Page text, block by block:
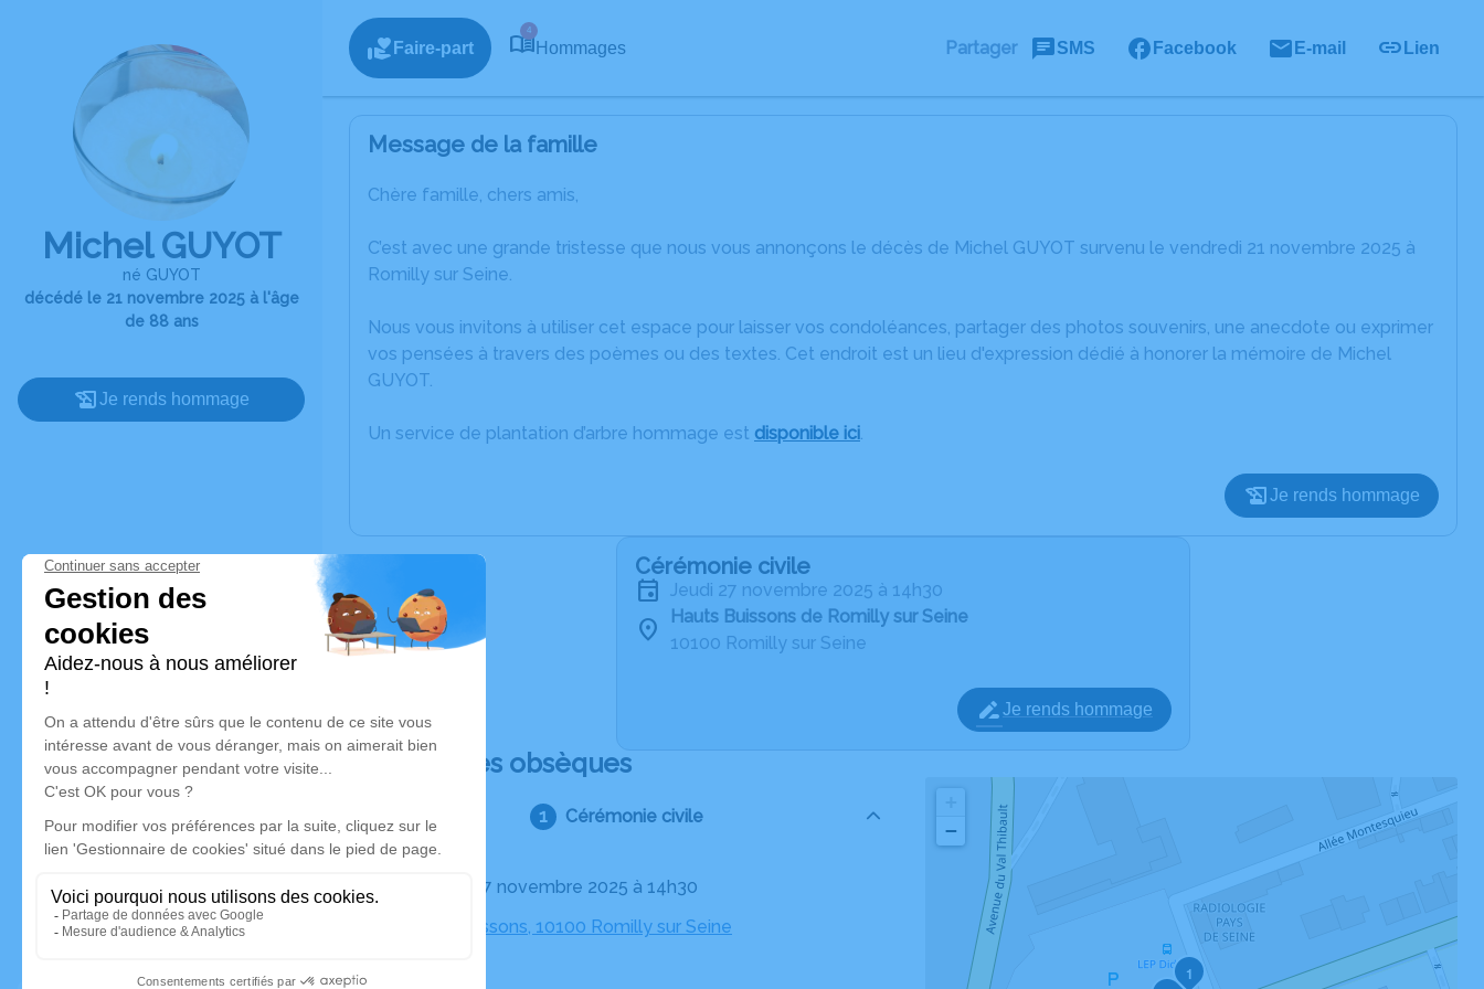
Michel GUYOT
né GUYOT
décédé le 21 novembre 2025 à l'âge
de 88 ans
Je rends hommage
Faire-part
4
Hommages Partager SMS Facebook E-mail Lien
Message de la famille
Chère famille, chers amis,
C’est avec une grande tristesse que nous vous annonçons le décès de Michel GUYOT survenu le vendredi 21 novembre 2025 à
Romilly sur Seine.
Nous vous invitons à utiliser cet espace pour laisser vos condoléances, partager des photos souvenirs, une anecdote ou exprimer
vos pensées à travers des poèmes ou des textes. Cet endroit est un lieu d'expression dédié à honorer la mémoire de Michel
GUYOT.
Un service de plantation d’arbre hommage est disponible ici.
Je rends hommage
Cérémonie civile
jeudi 27 novembre 2025 à 14h30
Hauts Buissons de Romilly sur Seine
10100 Romilly sur Seine
Je rends hommage
Déroulé des obsèques
Cérémonie civile
Le jeudi 27 novembre 2025 à 14h30
Hauts Buissons, 10100 Romilly sur Seine
1
−